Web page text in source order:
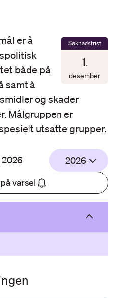
Søknadsfrist
1.
desember
er å
både på
samt å
og skader
Målgruppen er
utsatte grupper.
2026 2026
varsel